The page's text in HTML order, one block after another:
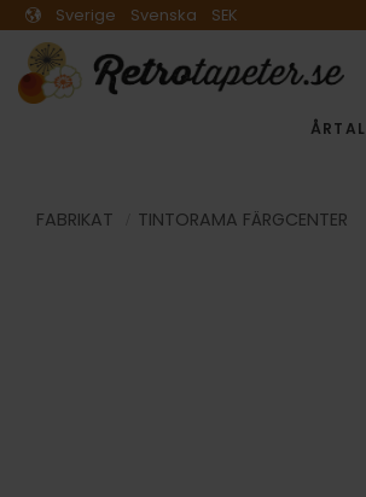
Sverige Svenska SEK
ÅRTAL
FABRIKAT TINTORAMA FÄRGCENTER